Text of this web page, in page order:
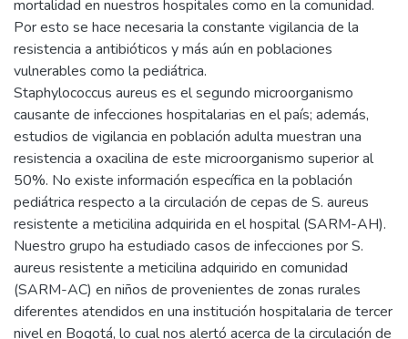
mortalidad en nuestros hospitales como en la comunidad.
Por esto se hace necesaria la constante vigilancia de la
resistencia a antibióticos y más aún en poblaciones
vulnerables como la pediátrica.
Staphylococcus aureus es el segundo microorganismo
causante de infecciones hospitalarias en el país; además,
estudios de vigilancia en población adulta muestran una
resistencia a oxacilina de este microorganismo superior al
50%. No existe información específica en la población
pediátrica respecto a la circulación de cepas de S. aureus
resistente a meticilina adquirida en el hospital (SARM-AH).
Nuestro grupo ha estudiado casos de infecciones por S.
aureus resistente a meticilina adquirido en comunidad
(SARM-AC) en niños de provenientes de zonas rurales
diferentes atendidos en una institución hospitalaria de tercer
nivel en Bogotá, lo cual nos alertó acerca de la circulación de